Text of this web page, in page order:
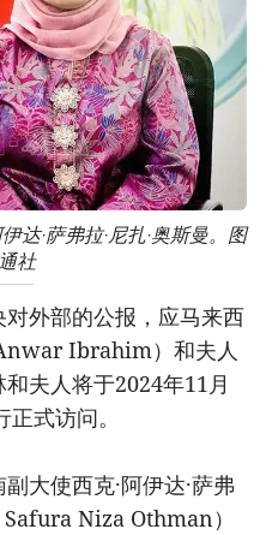
达·萨弗拉·尼扎·奥斯曼。图
社
外部的公报，应马来西
Ibrahim）和夫人
夫人将于2024年11月
式访问。
大使西克·阿伊达·萨弗
Niza Othman）